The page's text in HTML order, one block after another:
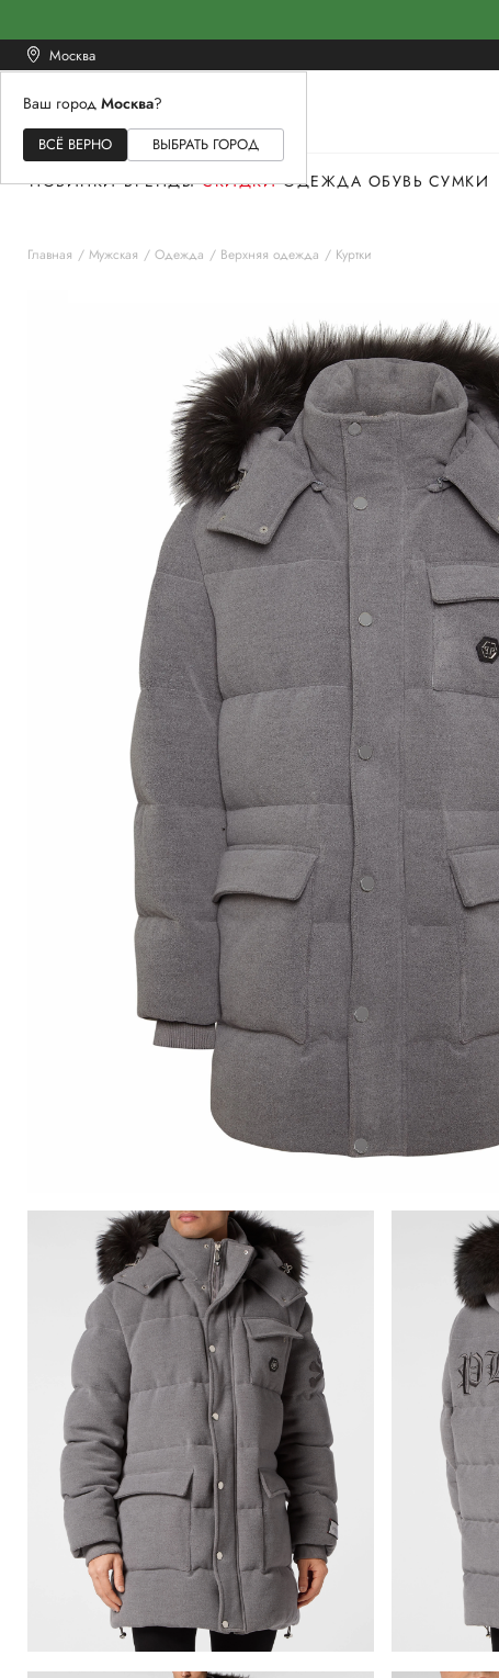
Москва
Ваш город Москва?
ВСЁ ВЕРНО ВЫБРАТЬ ГОРОД
ЖЕНСКОЕМУЖСКОЕ
НОВИНКИ БРЕНДЫ СКИДКИ ОДЕЖДА ОБУВЬ СУМКИ
Главная Мужская Одежда Верхняя одежда Куртки